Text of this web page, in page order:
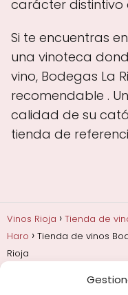
carácter distintivo
Si te encuentras
una vinoteca
vino, Bodegas La
recomendable .
calidad de su
tienda de
Vinos Rioja Tienda de
Haro
Tienda de vinos
Rioja
Añadas, crianza y